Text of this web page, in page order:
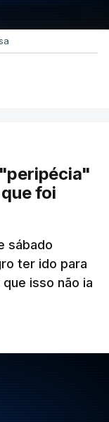
foi
sábado
ter ido para
isso não ia